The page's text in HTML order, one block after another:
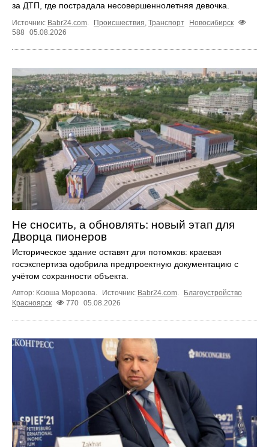
за ДТП, где пострадала несовершеннолетняя девочка.
Источник: Babr24.com. Происшествия, Транспорт
Новосибирск
588
05.08.2026
Не сносить, а обновлять: новый этап для
Дворца пионеров
Историческое здание оставят для потомков: краевая
госэкспертиза одобрила предпроектную документацию с
учётом сохранности объекта.
Автор: Ксюша Морозова. Источник: Babr24.com.
Благоустройство
Красноярск
770 05.08.2026